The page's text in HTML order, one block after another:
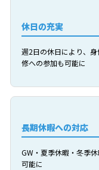
休日の充実
週2日の休日により、
修への参加も可能に
長期休暇への対応
GW・夏季休暇・冬季
可能に